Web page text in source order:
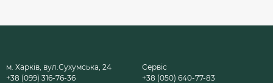
м. Харків, вул.Сухумська, 24
+38 (099) 316-76-36
Сервіс
+38 (050) 640-77-83